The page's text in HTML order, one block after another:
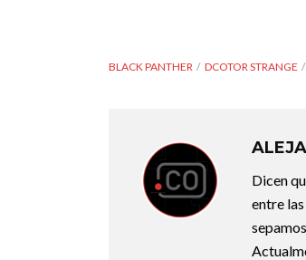
BLACK PANTHER DCOTOR STRANGE
Dicen
entre